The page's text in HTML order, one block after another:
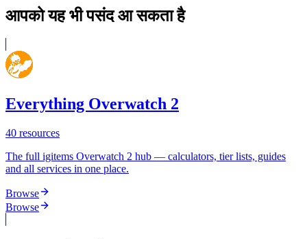
आपको यह भी पसंद आ सकता है
Everything Overwatch 2
40 resources
The full igitems Overwatch 2 hub — calculators, tier lists, guides
and all services in one place.
Browse
Browse